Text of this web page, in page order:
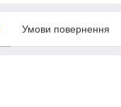
Умови повернення